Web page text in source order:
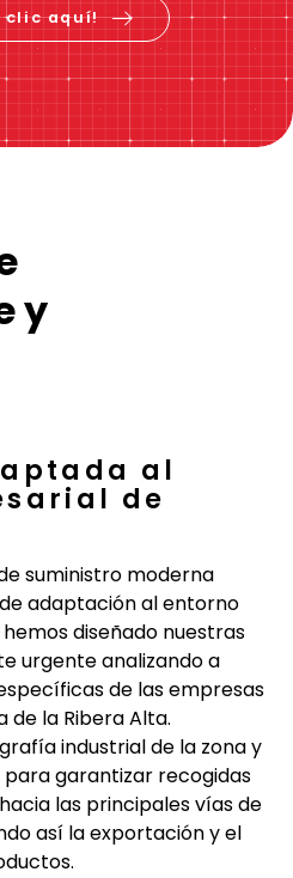
clic aquí!
y
al
de
suministro moderna
adaptación al entorno
hemos diseñado nuestras
urgente analizando a
de las empresas
de la Ribera Alta.
industrial de la zona y
garantizar recogidas
las principales vías de
así la exportación y el